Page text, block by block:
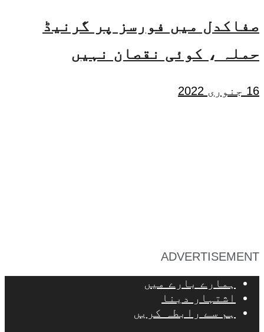
صفاکدل میں فورسز پر گرنیڈ
حملہ ، کوئی نقصان نہیں
16 جنوری 2022
ADVERTISEMENT
ہمارے بارے میں
اشتہار دینا
ہم سے رابطہ کریں